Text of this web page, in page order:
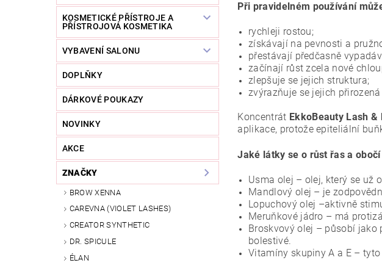
KOSMETICKÉ PŘÍSTROJE A
PŘÍSTROJOVÁ KOSMETIKA
VYBAVENÍ SALONU
DOPLŇKY
DÁRKOVÉ POUKAZY
NOVINKY
AKCE
ZNAČKY
BROW XENNA
CAREVNA (VIOLET LASHES)
CREATOR SYNTHETIC
DR. SPICULE
ÉLAN
Při pravidelném používání
rychleji rostou;
získávají na pevnosti a
přestávají předčasně
začínají růst zcela nové
zlepšuje se jejich struktura;
zvýrazňuje se jejich
Koncentrát EkkoBeauty Lash&
aplikace, protože epiteliální
Jaké látky se o růst řas a
Usma olej – olej, který se už
Mandlový olej – je
Lopuchový olej –aktivně
Meruňkové jádro – má
Broskvový olej – působí
bolestivé.
Vitamíny skupiny A a E –